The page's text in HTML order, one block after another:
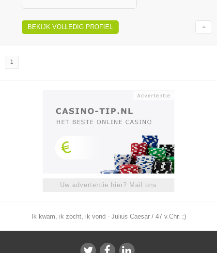
BEKIJK VOLLEDIG PROFIEL
1
Uw advertentie hier? Mail ons
Ik kwam, ik zocht, ik vond - Julius Caesar / 47 v.Chr. ;)